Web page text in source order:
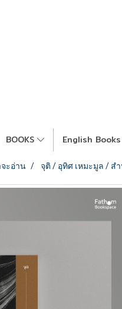
BOOKS English Books
ะอ่าน จุติ / อุทิศ เหมะมูล / ส